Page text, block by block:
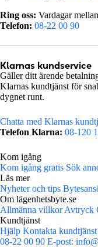
Ring oss: Vardagar
Telefon: 08-22 00 90
Klarnas kundservice
Gäller ditt ärende
Klarnas kundtjänst för
dygnet runt.
Chatta med Klarnas
Telefon Klarna: 08-120
Kom igång
Kom igång gratis Sök
Läs mer
Nyheter och tips
Om lägenhetsbyte.se
Allmänna villkorAvtryck
Kundtjänst
Hjälp Kontakta kundtjänst
08-22 00 90 E-post: